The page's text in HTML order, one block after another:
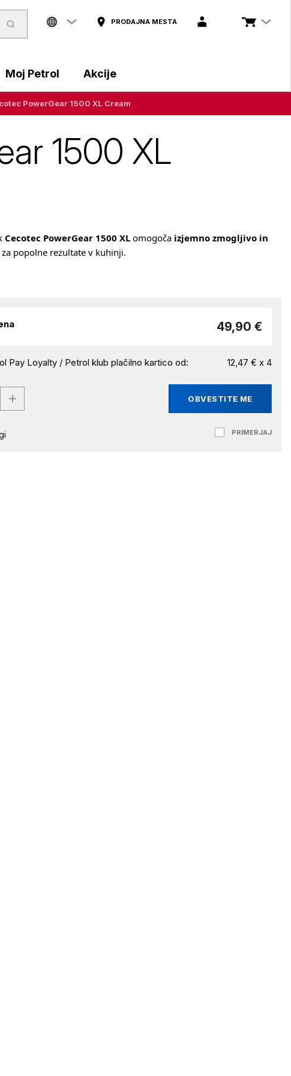
PRODAJNA MESTA
Moj Petrol Akcije
PowerGear 1500 XL Cream
1500 XL
Cecotec PowerGear 1500 XL omogoča izjemno zmogljivo in
za popolne rezultate v kuhinji.
49,90 €
Pay Loyalty / Petrol klub plačilno kartico od: 12,47 € x 4
OBVESTITE ME
PRIMERJAJ